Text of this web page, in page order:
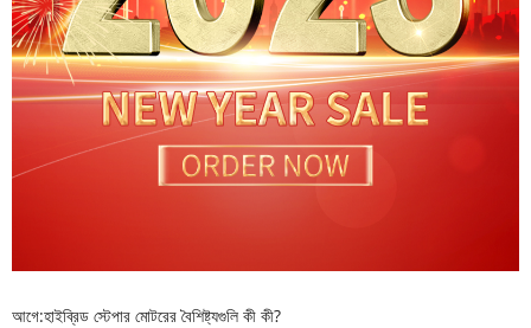
আগে:হাইব্রিড স্টেপার মোটরের বৈশিষ্ট্যগুলি কী কী?